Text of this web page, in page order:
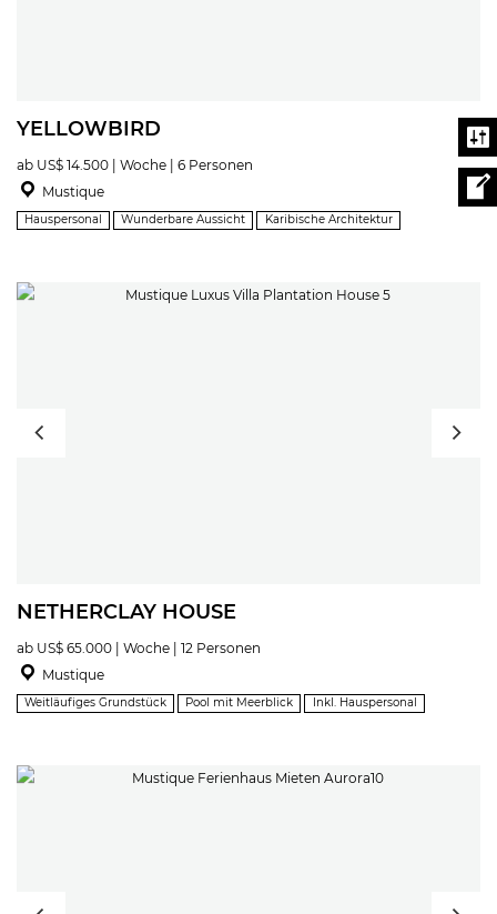
YELLOWBIRD
ab US$ 14.500 | Woche | 6 Personen
Mustique
Hauspersonal Wunderbare Aussicht Karibische Architektur
NETHERCLAY HOUSE
ab US$ 65.000 | Woche | 12 Personen
Mustique
Weitläufiges Grundstück Pool mit Meerblick Inkl. Hauspersonal